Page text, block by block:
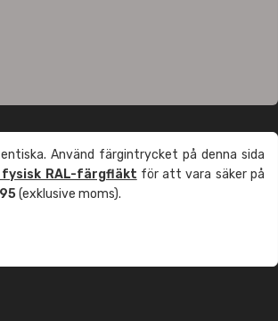
Använd färgintrycket på denna sida
fysisk RAL-färgfläkt för att vara säker på
(exklusive moms).